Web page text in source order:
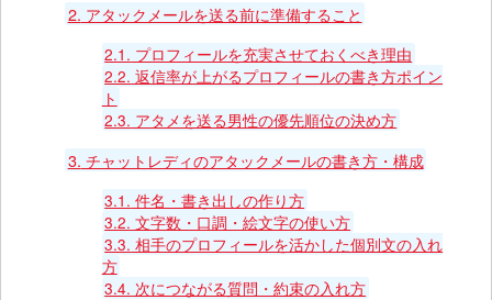
2. アタックメールを送る前に準備すること
2.1. プロフィールを充実させておくべき理由
2.2. 返信率が上がるプロフィールの書き方ポイン
ト
2.3. アタメを送る男性の優先順位の決め方
3. チャットレディのアタックメールの書き方・構成
3.1. 件名・書き出しの作り方
3.2. 文字数・口調・絵文字の使い方
3.3. 相手のプロフィールを活かした個別文の入れ
方
3.4. 次につながる質問・約束の入れ方